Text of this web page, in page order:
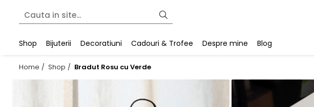
Shop Bijuterii Decoratiuni Cadouri & Trofee Despre mine Blog
Home / Shop / Bradut Rosu cu Verde